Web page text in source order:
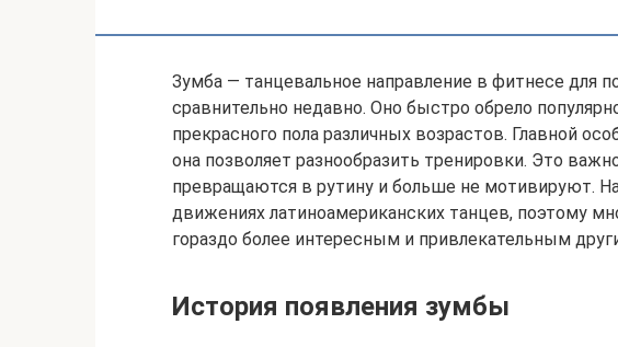
Зумба — танцевальное направление в фитнесе для
сравнительно недавно. Оно быстро обрело
прекрасного пола различных возрастов. Главной
она позволяет разнообразить тренировки. Это
превращаются в рутину и больше не мотивируют.
движениях латиноамериканских танцев, поэтому
гораздо более интересным и привлекательным
История появления зумбы